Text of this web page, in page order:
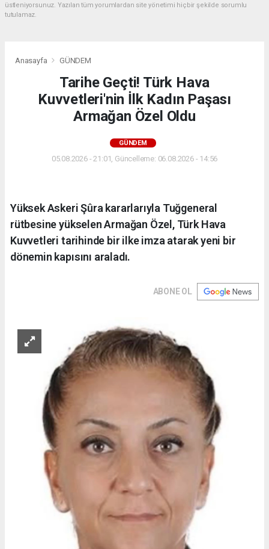
üstleniyorsunuz. Yazılan tüm yorumlardan site yönetimi hiçbir şekilde sorumlu
tutulamaz.
Anasayfa GÜNDEM
Tarihe Geçti! Türk Hava
Kuvvetleri'nin İlk Kadın Paşası
Armağan Özel Oldu
GÜNDEM
05.08.2026 - 21:01, Güncelleme: 06.08.2026 - 14:56
Yüksek Askeri Şûra kararlarıyla Tuğgeneral
rütbesine yükselen Armağan Özel, Türk Hava
Kuvvetleri tarihinde bir ilke imza atarak yeni bir
dönemin kapısını araladı.
ABONE OL